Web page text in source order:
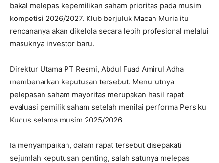
bakal melepas kepemilikan saham prioritas pada musim
kompetisi 2026/2027. Klub berjuluk Macan Muria itu
rencananya akan dikelola secara lebih profesional melalui
masuknya investor baru.
Direktur Utama PT Resmi, Abdul Fuad Amirul Adha
membenarkan keputusan tersebut. Menurutnya,
pelepasan saham mayoritas merupakan hasil rapat
evaluasi pemilik saham setelah menilai performa Persiku
Kudus selama musim 2025/2026.
Ia menyampaikan, dalam rapat tersebut disepakati
sejumlah keputusan penting, salah satunya melepas